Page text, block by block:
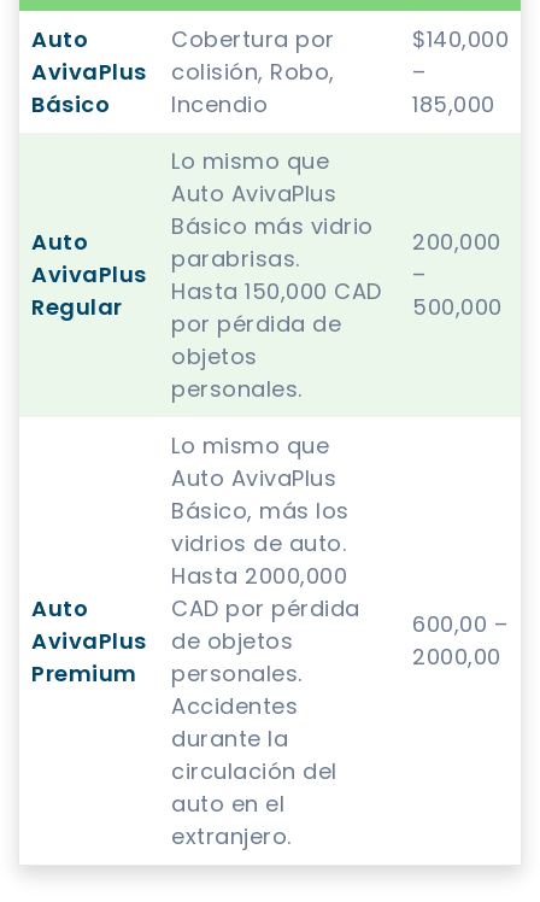
Auto
AvivaPlus
Básico
Cobertura por
colisión, Robo,
Incendio
$140,000
–
185,000
Auto
AvivaPlus
Regular
Lo mismo que
Auto AvivaPlus
Básico más vidrio
parabrisas.
Hasta 150,000 CAD
por pérdida de
objetos
personales.
200,000
–
500,000
Auto
AvivaPlus
Premium
Lo mismo que
Auto AvivaPlus
Básico, más los
vidrios de auto.
Hasta 2000,000
CAD por pérdida
de objetos
personales.
Accidentes
durante la
circulación del
auto en el
extranjero.
600,00 –
2000,00